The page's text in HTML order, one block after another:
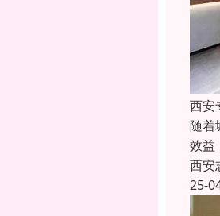
西安
随着
效益
西安
25-